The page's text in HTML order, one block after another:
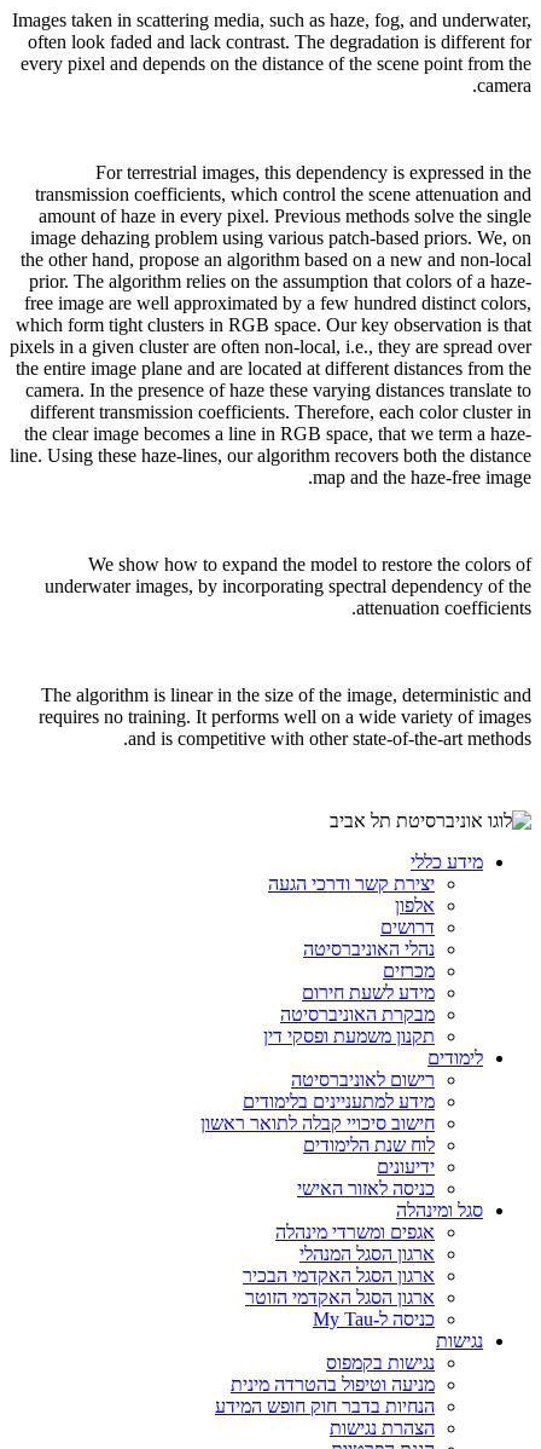
Images taken in scattering media, such as haze, fog, and underwater,
often look faded and lack contrast. The degradation is different for
every pixel and depends on the distance of the scene point from the
camera.
For terrestrial images, this dependency is expressed in the
transmission coefficients, which control the scene attenuation and
amount of haze in every pixel. Previous methods solve the single
image dehazing problem using various patch-based priors. We, on
the other hand, propose an algorithm based on a new and non-local
prior. The algorithm relies on the assumption that colors of a haze-
free image are well approximated by a few hundred distinct colors,
which form tight clusters in RGB space. Our key observation is that
pixels in a given cluster are often non-local, i.e., they are spread over
the entire image plane and are located at different distances from the
camera. In the presence of haze these varying distances translate to
different transmission coefficients. Therefore, each color cluster in
the clear image becomes a line in RGB space, that we term a haze-
line. Using these haze-lines, our algorithm recovers both the distance
map and the haze-free image.
We show how to expand the model to restore the colors of
underwater images, by incorporating spectral dependency of the
attenuation coefficients.
The algorithm is linear in the size of the image, deterministic and
requires no training. It performs well on a wide variety of images
and is competitive with other state-of-the-art methods.
מידע כללי
יצירת קשר ודרכי הגעה
אלפון
דרושים
נהלי האוניברסיטה
מכרזים
מידע לשעת חירום
מבקרת האוניברסיטה
תקנון משמעת ופסקי דין
לימודים
רישום לאוניברסיטה
מידע למתעניינים בלימודים
חישוב סיכויי קבלה לתואר ראשון
לוח שנת הלימודים
ידיעונים
כניסה לאזור האישי
סגל ומינהלה
אגפים ומשרדי מינהלה
ארגון הסגל המנהלי
ארגון הסגל האקדמי הבכיר
ארגון הסגל האקדמי הזוטר
כניסה ל-My Tau
נגישות
נגישות בקמפוס
מניעה וטיפול בהטרדה מינית
הנחיות בדבר חוק חופש המידע
הצהרת נגישות